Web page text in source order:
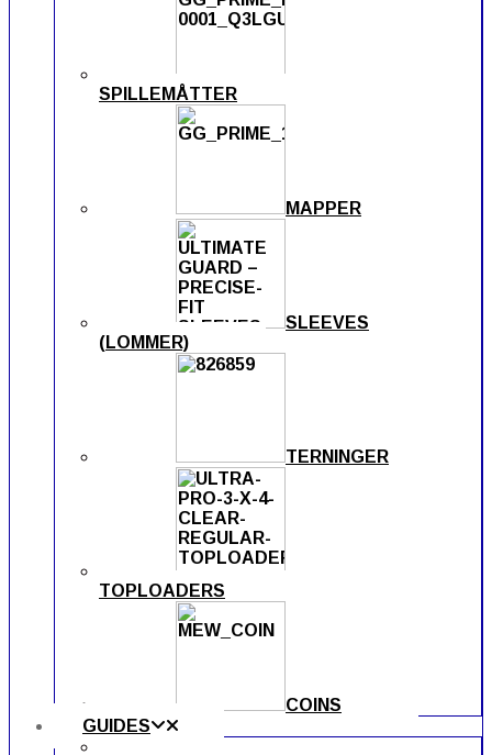
SPILLEMÅTTER
MAPPER
SLEEVES
(LOMMER)
TERNINGER
TOPLOADERS
COINS
GUIDES